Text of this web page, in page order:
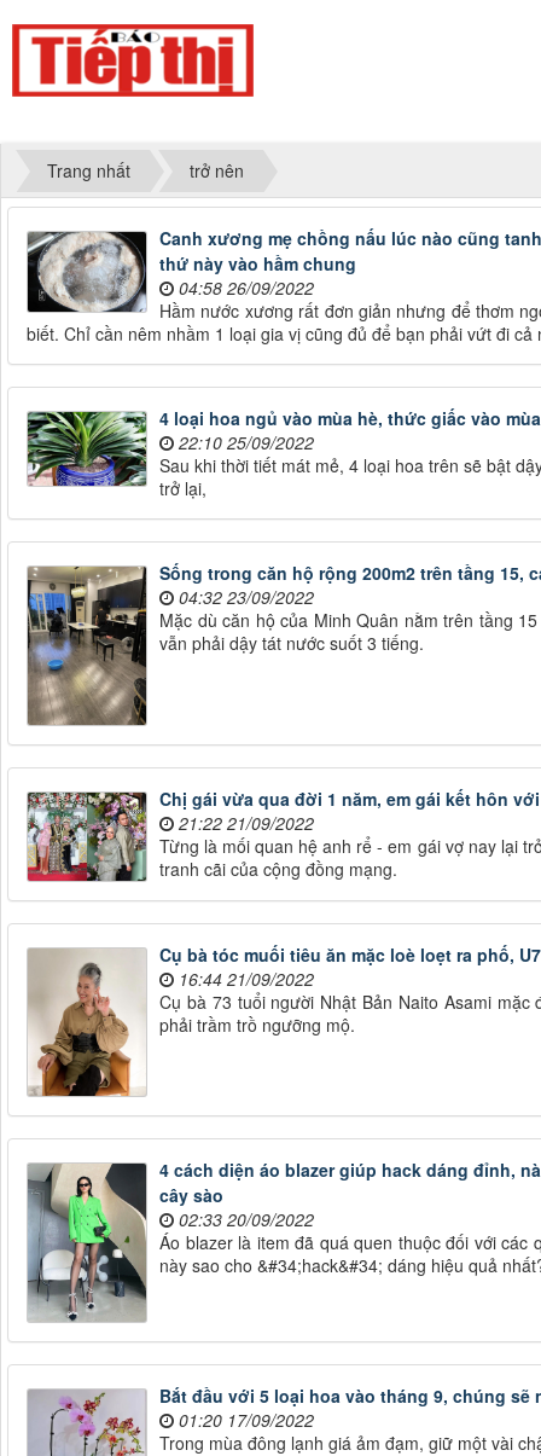
Trang nhất trở nên
Canh xương mẹ chồng nấu lúc nào cũng
thứ này vào hầm chung
04:58 26/09/2022
Hầm nước xương rất đơn giản nhưng để thơm
biết. Chỉ cần nêm nhầm 1 loại gia vị cũng đủ để bạn phải vứt đi cả
4 loại hoa ngủ vào mùa hè, thức giấc vào
22:10 25/09/2022
Sau khi thời tiết mát mẻ, 4 loại hoa trên sẽ bật
trở lại,
Sống trong căn hộ rộng 200m2 trên tầng 15,
04:32 23/09/2022
Mặc dù căn hộ của Minh Quân nằm trên tầng
vẫn phải dậy tát nước suốt 3 tiếng.
Chị gái vừa qua đời 1 năm, em gái kết hôn
21:22 21/09/2022
Từng là mối quan hệ anh rể - em gái vợ nay lại
tranh cãi của cộng đồng mạng.
Cụ bà tóc muối tiêu ăn mặc loè loẹt ra phố,
16:44 21/09/2022
Cụ bà 73 tuổi người Nhật Bản Naito Asami
phải trầm trồ ngưỡng mộ.
4 cách diện áo blazer giúp hack dáng đỉnh,
cây sào
02:33 20/09/2022
Áo blazer là item đã quá quen thuộc đối với
này sao cho &#34;hack&#34; dáng hiệu quả
Bắt đầu với 5 loại hoa vào tháng 9, chúng
01:20 17/09/2022
Trong mùa đông lạnh giá ảm đạm, giữ một vài